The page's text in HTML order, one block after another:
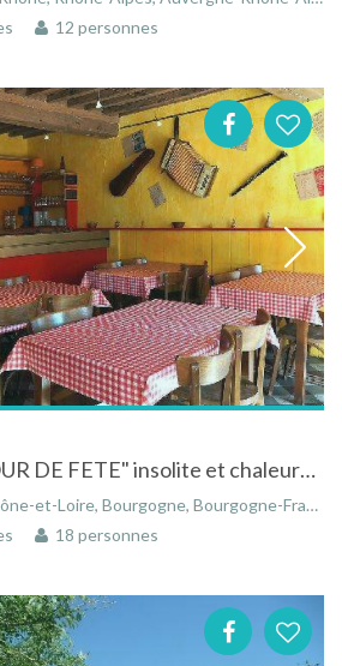
12 personnes
Gîte de groupe "JOUR DE FETE" insolite et chaleureux,14 personnes, Bourgogne entre Cluny charolles
Bourgogne, Bourgogne-Franche-Comté, France
18 personnes